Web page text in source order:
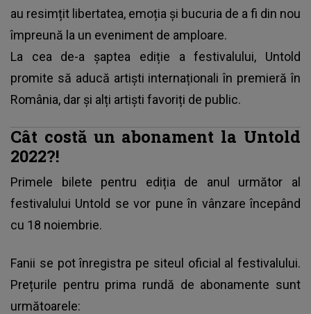
au resimțit libertatea, emoția și bucuria de a fi din nou
împreună la un eveniment de amploare.
La cea de-a șaptea ediție a festivalului, Untold
promite să aducă artiști internaționali în premieră în
România, dar și alți artiști favoriți de public.
Cât costă un abonament la Untold
2022?!
Primele bilete pentru ediția de anul următor al
festivalului Untold se vor pune în vânzare începând
cu 18 noiembrie.
Fanii se pot înregistra pe siteul oficial al festivalului.
Prețurile pentru prima rundă de abonamente sunt
următoarele: